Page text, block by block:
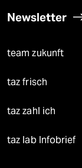
Newsletter
team zukunft
taz frisch
taz zahl ich
taz lab Infobrief